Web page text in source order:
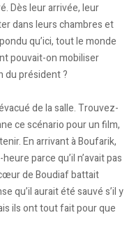
Dès leur arrivée, leur
dans leurs chambres et
qu’ici, tout le monde
pouvait-on mobiliser
du président ?
de la salle. Trouvez-
ce scénario pour un film,
En arrivant à Boufarik,
parce qu’il n’avait pas
de Boudiaf battait
qu’il aurait été sauvé s’il y
ils ont tout fait pour que